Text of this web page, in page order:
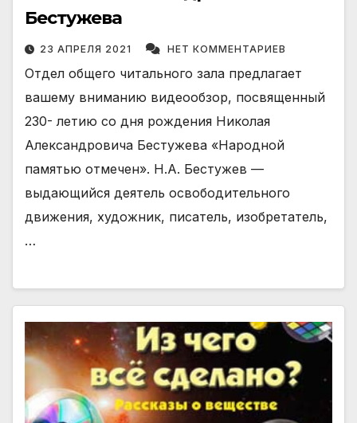
Бестужева
23 АПРЕЛЯ 2021 НЕТ КОММЕНТАРИЕВ
Отдел общего читального зала предлагает
вашему вниманию видеообзор, посвященный
230- летию со дня рождения Николая
Александровича Бестужева «Народной
памятью отмечен». Н.А. Бестужев —
выдающийся деятель освободительного
движения, художник, писатель, изобретатель,
…